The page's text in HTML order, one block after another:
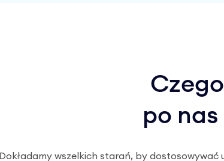
po nas
Dokładamy wszelkich starań, by